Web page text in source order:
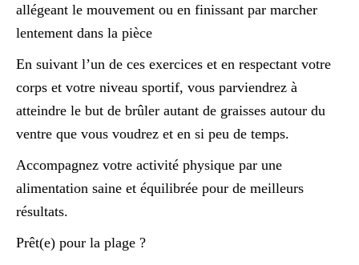
allégeant le mouvement ou en finissant par marcher
lentement dans la pièce
En suivant l’un de ces exercices et en respectant votre
corps et votre niveau sportif, vous parviendrez à
atteindre le but de brûler autant de graisses autour du
ventre que vous voudrez et en si peu de temps.
Accompagnez votre activité physique par une
alimentation saine et équilibrée pour de meilleurs
résultats.
Prêt(e) pour la plage ?